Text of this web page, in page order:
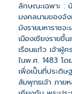
ลักษณะเฉพาะ :
มงคลนามของจั
มังรายมหาราชจ
เมืองเชียงราย
เรือนแก้ว เจ้าผู้
ในพ.ศ. 1483 โด
เพื่อเป็นที่ประดิษ
สัมพุทธเจ้า ภายห